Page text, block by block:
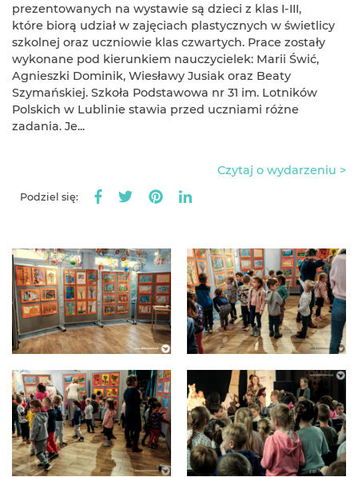
prezentowanych na wystawie są dzieci z klas I-III,
które biorą udział w zajęciach plastycznych w świetlicy
szkolnej oraz uczniowie klas czwartych. Prace zostały
wykonane pod kierunkiem nauczycielek: Marii Świć,
Agnieszki Dominik, Wiesławy Jusiak oraz Beaty
Szymańskiej. Szkoła Podstawowa nr 31 im. Lotników
Polskich w Lublinie stawia przed uczniami różne
zadania. Je...
Czytaj o wydarzeniu >
Podziel się: